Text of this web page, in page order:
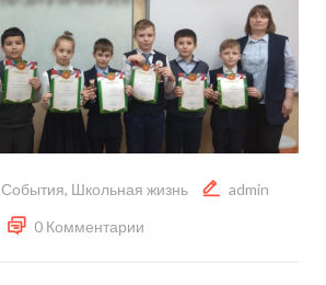
События, Школьная жизнь
admin
0 Комментарии